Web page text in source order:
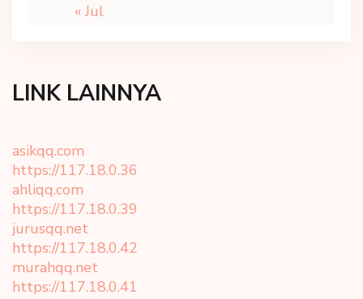
« Jul
LINK LAINNYA
asikqq.com
https://117.18.0.36
ahliqq.com
https://117.18.0.39
jurusqq.net
https://117.18.0.42
murahqq.net
https://117.18.0.41